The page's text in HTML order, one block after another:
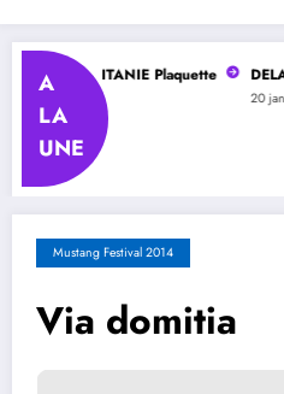
A
LA
UNE
OCCITANIE Plaquette
20
Mustang Festival 2014
Via domitia